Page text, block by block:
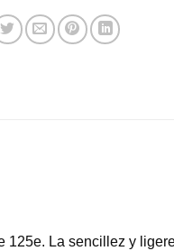
La sencillez y